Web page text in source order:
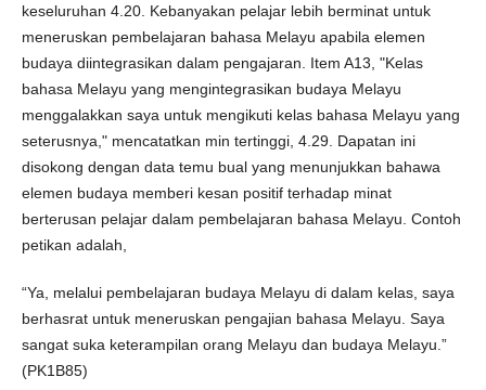
keseluruhan 4.20. Kebanyakan pelajar lebih berminat untuk
meneruskan pembelajaran bahasa Melayu apabila elemen
budaya diintegrasikan dalam pengajaran. Item A13, "Kelas
bahasa Melayu yang mengintegrasikan budaya Melayu
menggalakkan saya untuk mengikuti kelas bahasa Melayu yang
seterusnya," mencatatkan min tertinggi, 4.29. Dapatan ini
disokong dengan data temu bual yang menunjukkan bahawa
elemen budaya memberi kesan positif terhadap minat
berterusan pelajar dalam pembelajaran bahasa Melayu. Contoh
petikan adalah,
“Ya, melalui pembelajaran budaya Melayu di dalam kelas, saya
berhasrat untuk meneruskan pengajian bahasa Melayu. Saya
sangat suka keterampilan orang Melayu dan budaya Melayu.”
(PK1B85)